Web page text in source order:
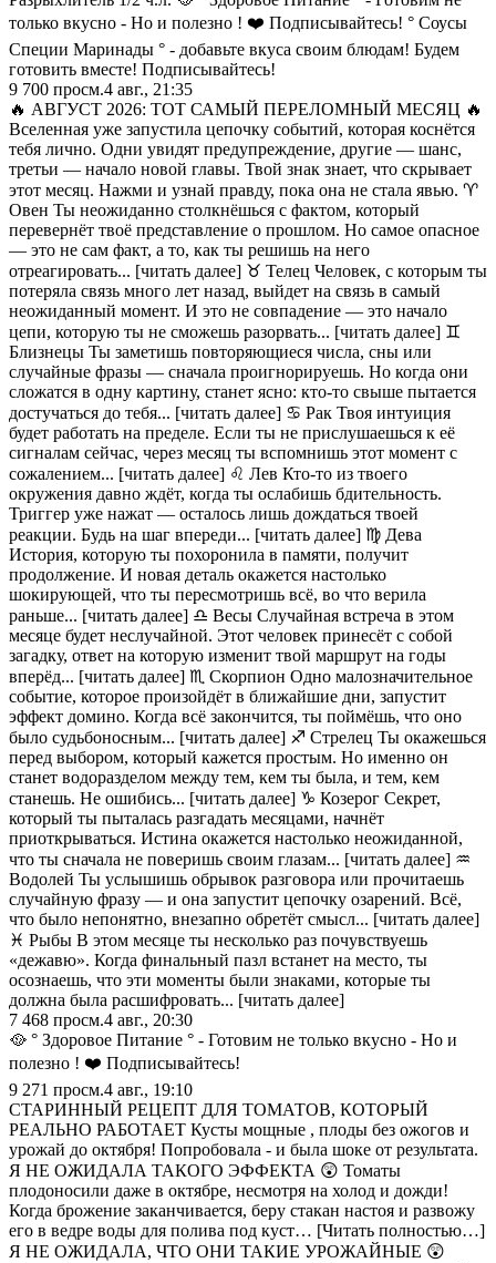
только вкусно - Но и полезно ! ❤️ Подписывайтесь! ° Соусы
Специи Маринады ° - добавьте вкуса своим блюдам! Будем
готовить вместе! Подписывайтесь!
9 700 просм.4 авг., 21:35
🔥 АВГУСТ 2026: ТОТ САМЫЙ ПЕРЕЛОМНЫЙ МЕСЯЦ 🔥
Вселенная уже запустила цепочку событий, которая коснётся
тебя лично. Одни увидят предупреждение, другие — шанс,
третьи — начало новой главы. Твой знак знает, что скрывает
этот месяц. Нажми и узнай правду, пока она не стала явью. ♈
Овен Ты неожиданно столкнёшься с фактом, который
перевернёт твоё представление о прошлом. Но самое опасное
— это не сам факт, а то, как ты решишь на него
отреагировать... [читать далее] ♉ Телец Человек, с которым ты
потеряла связь много лет назад, выйдет на связь в самый
неожиданный момент. И это не совпадение — это начало
цепи, которую ты не сможешь разорвать... [читать далее] ♊
Близнецы Ты заметишь повторяющиеся числа, сны или
случайные фразы — сначала проигнорируешь. Но когда они
сложатся в одну картину, станет ясно: кто-то свыше пытается
достучаться до тебя... [читать далее] ♋ Рак Твоя интуиция
будет работать на пределе. Если ты не прислушаешься к её
сигналам сейчас, через месяц ты вспомнишь этот момент с
сожалением... [читать далее] ♌ Лев Кто-то из твоего
окружения давно ждёт, когда ты ослабишь бдительность.
Триггер уже нажат — осталось лишь дождаться твоей
реакции. Будь на шаг впереди... [читать далее] ♍ Дева
История, которую ты похоронила в памяти, получит
продолжение. И новая деталь окажется настолько
шокирующей, что ты пересмотришь всё, во что верила
раньше... [читать далее] ♎ Весы Случайная встреча в этом
месяце будет неслучайной. Этот человек принесёт с собой
загадку, ответ на которую изменит твой маршрут на годы
вперёд... [читать далее] ♏ Скорпион Одно малозначительное
событие, которое произойдёт в ближайшие дни, запустит
эффект домино. Когда всё закончится, ты поймёшь, что оно
было судьбоносным... [читать далее] ♐ Стрелец Ты окажешься
перед выбором, который кажется простым. Но именно он
станет водоразделом между тем, кем ты была, и тем, кем
станешь. Не ошибись... [читать далее] ♑ Козерог Секрет,
который ты пыталась разгадать месяцами, начнёт
приоткрываться. Истина окажется настолько неожиданной,
что ты сначала не поверишь своим глазам... [читать далее] ♒
Водолей Ты услышишь обрывок разговора или прочитаешь
случайную фразу — и она запустит цепочку озарений. Всё,
что было непонятно, внезапно обретёт смысл... [читать далее]
♓ Рыбы В этом месяце ты несколько раз почувствуешь
«дежавю». Когда финальный пазл встанет на место, ты
осознаешь, что эти моменты были знаками, которые ты
должна была расшифровать... [читать далее]
7 468 просм.4 авг., 20:30
🥘 ° Здоровое Питание ° - Готовим не только вкусно - Но и
полезно ! ❤️ Подписывайтесь!
9 271 просм.4 авг., 19:10
СТАРИННЫЙ РЕЦЕПТ ДЛЯ ТОМАТОВ, КОТОРЫЙ
РЕАЛЬНО РАБОТАЕТ Кусты мощные , плоды без ожогов и
урожай до октября! Попробовала - и была шоке от результата.
Я НЕ ОЖИДАЛА ТАКОГО ЭФФЕКТА 😲 Томаты
плодоносили даже в октябре, несмотря на холод и дожди!
Когда брожение заканчивается, беру стакан настоя и развожу
его в ведре воды для полива под куст… [Читать полностью…]
Я НЕ ОЖИДАЛА, ЧТО ОНИ ТАКИЕ УРОЖАЙНЫЕ 😲